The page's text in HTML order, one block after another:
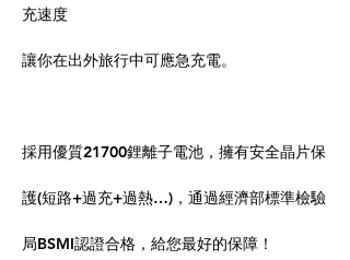
充速度
讓你在出外旅行中可應急充電。
採用優質21700鋰離子電池，擁有安全晶片保
護(短路+過充+過熱…)，通過經濟部標準檢驗
局BSMI認證合格，給您最好的保障！